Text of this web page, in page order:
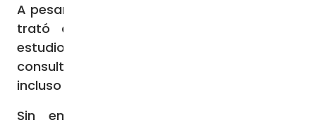
A pesar de sentir la vocación al sacerdocio,
trató de acallarla y continuó con sus
estudios de Empresariales. Trabajó en una
consultora, en una compañía financiera e
incluso fundó una empresa de moda.
Sin embargo, no abandonó la fe. Al